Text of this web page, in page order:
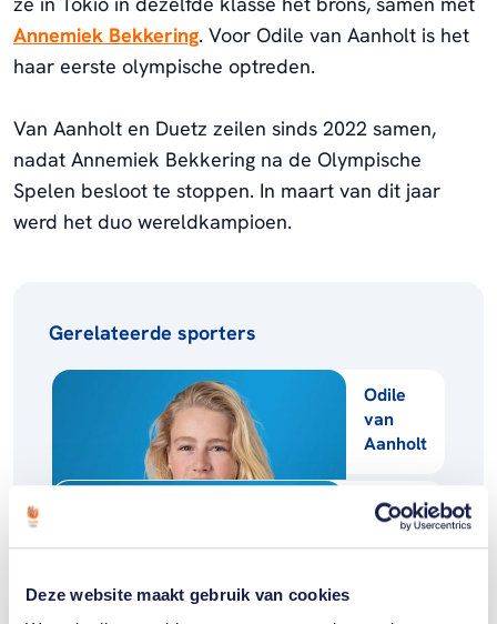
Deze website maakt gebruik van cookies
Annemiek Bekkering. Voor Odile van Aanholt is het
haar eerste olympische optreden.
Van Aanholt en Duetz zeilen sinds 2022 samen,
nadat Annemiek Bekkering na de Olympische
Spelen besloot te stoppen. In maart van dit jaar
werd het duo wereldkampioen.
Gerelateerde sporters
Odile
van
Aanholt
Annette
Duetz